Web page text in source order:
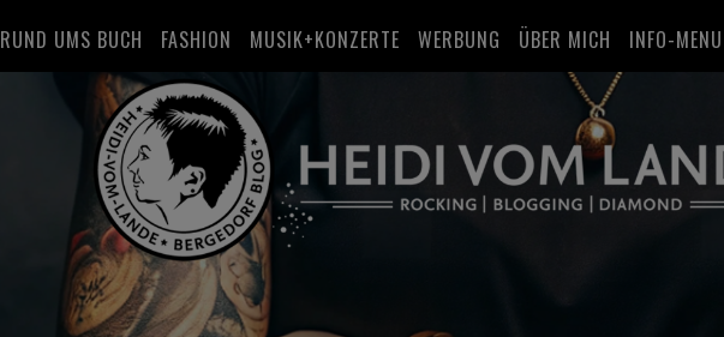
RUND UMS BUCH FASHION MUSIK+KONZERTE WERBUNG ÜBER MICH INFO-